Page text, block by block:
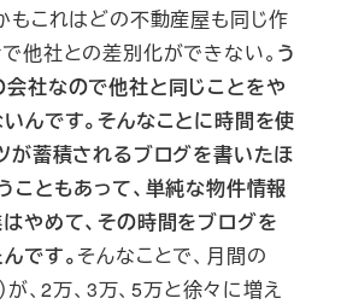
もこれはどの不動産屋も同じ作
他社との差別化ができない。 う
社なので他社と同じことをや
んです。そんなことに時間を使
が蓄積されるブログを書いたほ
こともあって、単純な物件情報
やめて、その時間をブログを
です。そんなことで、月間の
が、2万、3万、5万と徐々に増え